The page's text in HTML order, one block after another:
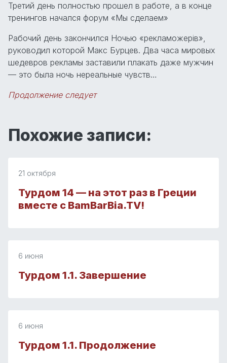
Третий день полностью прошел в работе, а в конце
тренингов начался форум «Мы сделаем»
Рабочий день закончился Ночью «рекламожерів»,
руководил которой Макс Бурцев. Два часа мировых
шедевров рекламы заставили плакать даже мужчин
— это была ночь нереальные чувств…
Продолжение следует
Похожие записи:
21 октября
Турдом 14 — на этот раз в Греции
вместе с BamBarBia.TV!
6 июня
Турдом 1.1. Завершение
6 июня
Турдом 1.1. Продолжение